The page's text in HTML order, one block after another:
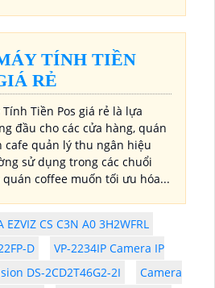
TÍNH TIỀN
RẺ
Tính Tiền Pos giá rẻ là lựa
đầu cho các cửa hàng, quán
cafe quản lý thu ngân hiệu
sử dụng trong các chuổi
coffee muốn tối ưu hóa...
EZVIZ CS C3N A0 3H2WFRL
D
VP-2234IP Camera IP
DS-2CD2T46G2-2I
Camera